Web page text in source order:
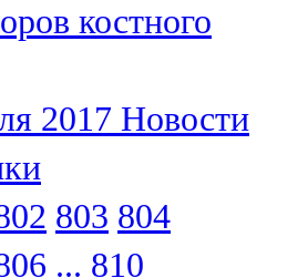
костного
2017 Новости
803 804
... 810